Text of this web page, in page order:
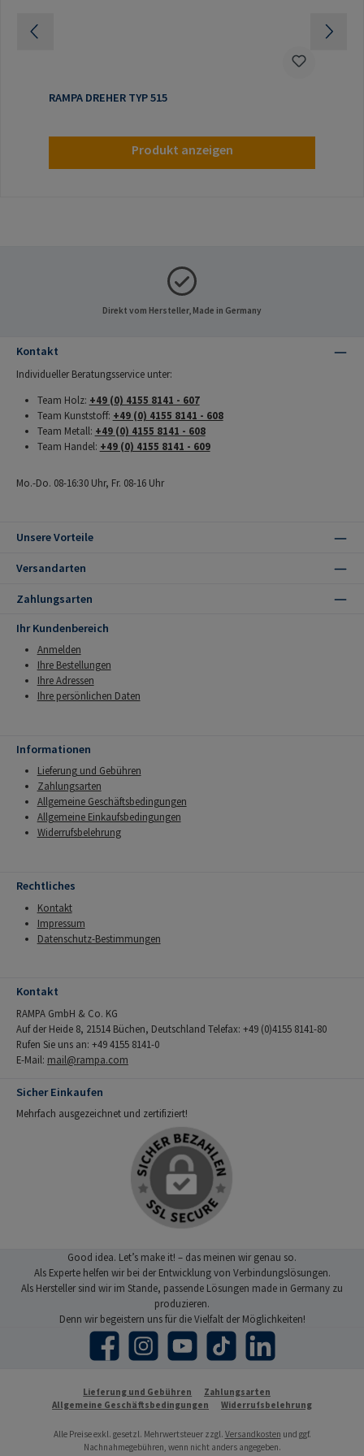
RAMPA DREHER TYP 515
Produkt anzeigen
Direkt vom Hersteller, Made in Germany
Kontakt
Individueller Beratungsservice unter:
Team Holz: +49 (0) 4155 8141 - 607
Team Kunststoff: +49 (0) 4155 8141 - 608
Team Metall: +49 (0) 4155 8141 - 608
Team Handel: +49 (0) 4155 8141 - 609
Mo.-Do. 08-16:30 Uhr, Fr. 08-16 Uhr
Unsere Vorteile
Versandarten
Zahlungsarten
Ihr Kundenbereich
Anmelden
Ihre Bestellungen
Ihre Adressen
Ihre persönlichen Daten
Informationen
Lieferung und Gebühren
Zahlungsarten
Allgemeine Geschäftsbedingungen
Allgemeine Einkaufsbedingungen
Widerrufsbelehrung
Rechtliches
Kontakt
Impressum
Datenschutz-Bestimmungen
Kontakt
RAMPA GmbH & Co. KG
Auf der Heide 8, 21514 Büchen, Deutschland Telefax: +49 (0)4155 8141-80
Rufen Sie uns an: +49 4155 8141-0
E-Mail: mail@rampa.com
Sicher Einkaufen
Mehrfach ausgezeichnet und zertifiziert!
Good idea. Let’s make it! – das meinen wir genau so.
Als Experte helfen wir bei der Entwicklung von Verbindungslösungen.
Als Hersteller sind wir im Stande, passende Lösungen made in Germany zu
produzieren.
Denn wir begeistern uns für die Vielfalt der Möglichkeiten!
Facebook Instagram YouTube TikTok LinkedIn
Lieferung und Gebühren
Zahlungsarten
Allgemeine Geschäftsbedingungen
Widerrufsbelehrung
Alle Preise exkl. gesetzl. Mehrwertsteuer zzgl. Versandkosten und ggf.
Nachnahmegebühren, wenn nicht anders angegeben.